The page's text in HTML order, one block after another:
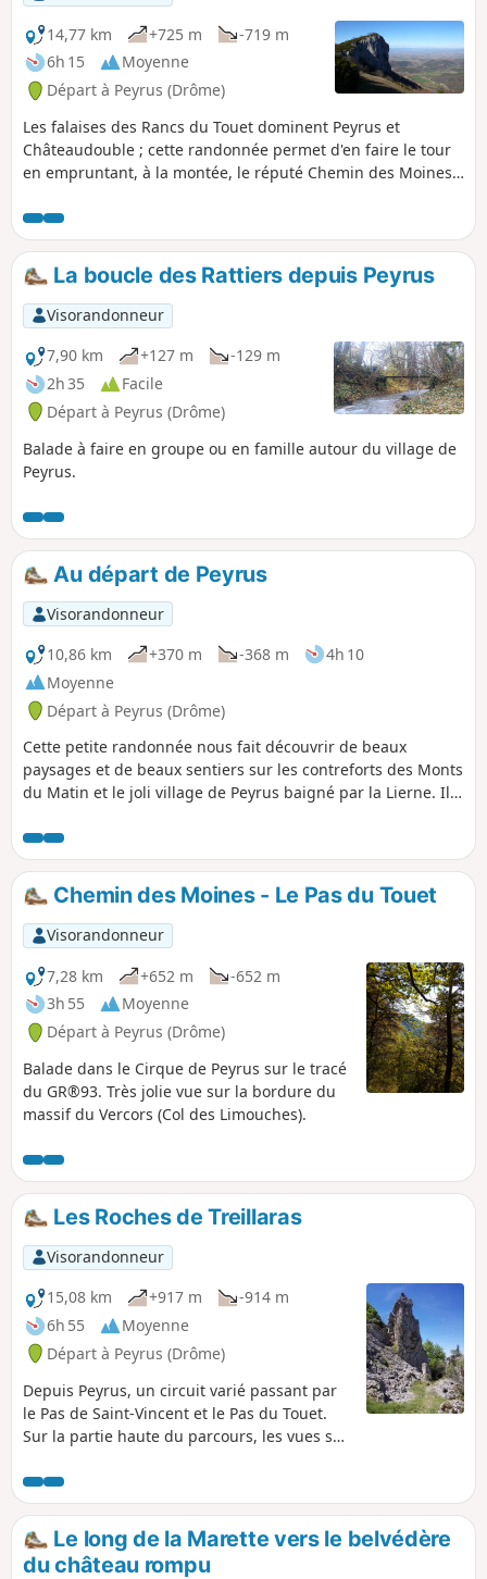
14,77 km
+725 m
-719 m
6h 15
Moyenne
Départ à Peyrus (Drôme)
Les falaises des Rancs du Touet dominent Peyrus et
Châteaudouble ; cette randonnée permet d'en faire le tour
en empruntant, à la montée, le réputé Chemin des Moines
coupe-lacets avec la route des Limouches. Belles vues et
chemins variés garantis! Ajout modérateur au 13/09/2021 :
attention, quelques difficultés pour trouver des sentiers sur
ce parcours : voir les commentaires en bas de cette fiche
La boucle des Rattiers depuis Peyrus
Visorandonneur
7,90 km
+127 m
-129 m
2h 35
Facile
Départ à Peyrus (Drôme)
Balade à faire en groupe ou en famille autour du village de
Peyrus.
Au départ de Peyrus
Visorandonneur
10,86 km
+370 m -368 m
4h 10
Moyenne
Départ à Peyrus (Drôme)
Cette petite randonnée nous fait découvrir de beaux
paysages et de beaux sentiers sur les contreforts des Monts
du Matin et le joli village de Peyrus baigné par la Lierne. Il
accessible à tout marcheur bien chaussé.
Chemin des Moines - Le Pas du Touet
Visorandonneur
7,28 km
+652 m
-652 m
3h 55
Moyenne
Départ à Peyrus (Drôme)
Balade dans le Cirque de Peyrus sur le tracé
du GR®93. Très jolie vue sur la bordure du
massif du Vercors (Col des Limouches).
Les Roches de Treillaras
Visorandonneur
15,08 km
+917 m
-914 m
6h 55
Moyenne
Départ à Peyrus (Drôme)
Depuis Peyrus, un circuit varié passant par
le Pas de Saint-Vincent et le Pas du Touet.
Sur la partie haute du parcours, les vues sur
sauront ravir les randonneurs.
Le long de la Marette vers le belvédère
du château rompu